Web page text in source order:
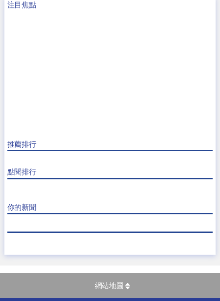
注目焦點
推薦排行
點閱排行
你的新聞
網站地圖